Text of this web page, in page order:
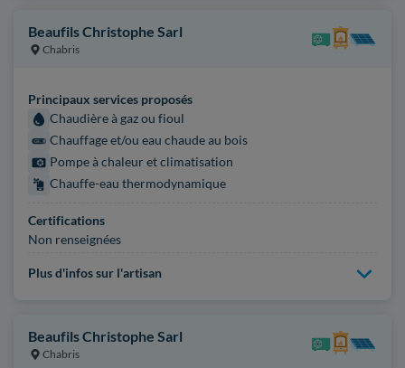
Beaufils Christophe Sarl
Chabris
Principaux services proposés
Chaudière à gaz ou fioul
Chauffage et/ou eau chaude au bois
Pompe à chaleur et climatisation
Chauffe-eau thermodynamique
Certifications
Non renseignées
Plus d'infos sur l'artisan
Beaufils Christophe Sarl
Chabris